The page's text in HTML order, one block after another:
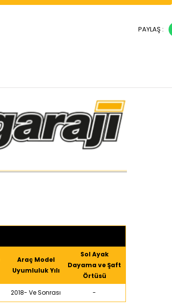
PAYLAŞ :
Araç Model
Uyumluluk Yılı
Sol Ayak
Dayama ve Şaft
Örtüsü
2018- Ve Sonrası -